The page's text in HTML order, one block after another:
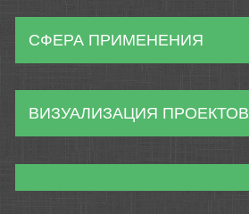
СФЕРА ПРИМЕНЕНИЯ
ВИЗУАЛИЗАЦИЯ ПРОЕКТОВ